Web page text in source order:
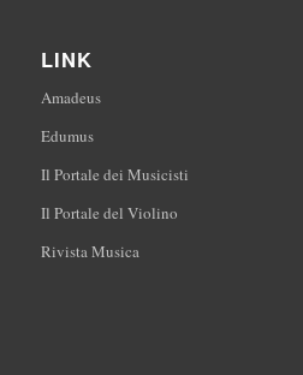
LINK
Amadeus
Edumus
Il Portale dei Musicisti
Il Portale del Violino
Rivista Musica